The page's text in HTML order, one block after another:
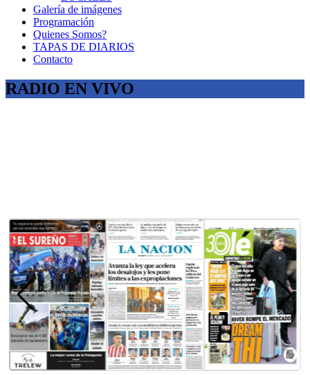
Galería de imágenes
Programación
Quienes Somos?
TAPAS DE DIARIOS
Contacto
RADIO EN VIVO